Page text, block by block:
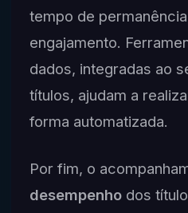
tempo de
engajamento.
dados, integradas ao
títulos, ajudam a
forma automatizada.
Por fim, o
desempenhodos